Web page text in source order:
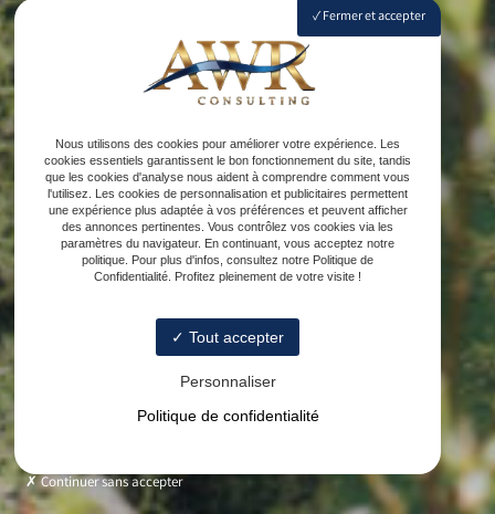
Fermer et accepter
Nous utilisons des cookies pour améliorer votre expérience. Les
cookies essentiels garantissent le bon fonctionnement du site, tandis
que les cookies d'analyse nous aident à comprendre comment vous
l'utilisez. Les cookies de personnalisation et publicitaires permettent
une expérience plus adaptée à vos préférences et peuvent afficher
des annonces pertinentes. Vous contrôlez vos cookies via les
paramètres du navigateur. En continuant, vous acceptez notre
politique. Pour plus d'infos, consultez notre Politique de
Confidentialité. Profitez pleinement de votre visite !
Tout accepter
Personnaliser
Politique de confidentialité
Continuer sans accepter